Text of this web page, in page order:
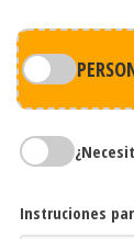
Instruciones